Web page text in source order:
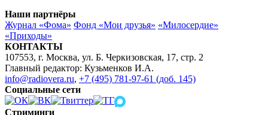
Наши партнёры
Журнал «Фома» Фонд «Мои друзья» «Милосердие»
«Приходы»
КОНТАКТЫ
107553, г. Москва, ул. Б. Черкизовская, 17, стр. 2
Главный редактор: Кузьменков И.А.
info@radiovera.ru, +7 (495) 781-97-61 (доб. 145)
Социальные сети
Стриминги